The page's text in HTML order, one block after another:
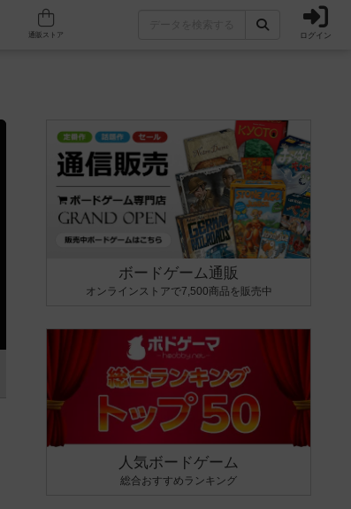
人気ボードゲーム ログイン
ボードゲーム通販
オンラインストアで7,500商品を販売中
人気ボードゲーム
総合おすすめランキング